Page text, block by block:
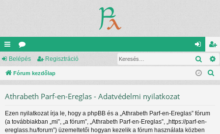
yo
rs
k
ór
u
el
ép
eg
is
Belépés Regisztráció
Fórum kezdőlap
Athrabeth Parf-en-Ereglas - Adatvédelmi nyilatkozat
Ezen nyilatkozat írja le, hogy a phpBB és a „Athrabeth Parf-en-Ereglas” fórum
(a továbbiakban „mi”, „a fórum”, „Athrabeth Parf-en-Ereglas”, „https://parf-en-
ereglass.hu/forum”) üzemeltetői hogyan kezelik a fórum használata közben